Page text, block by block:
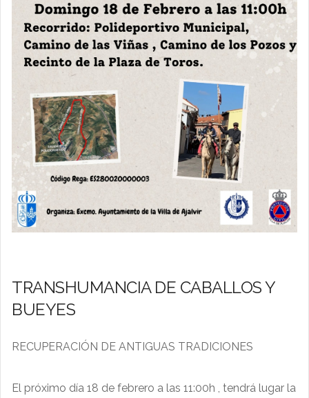
TRANSHUMANCIA DE CABALLOS Y
BUEYES
RECUPERACIÓN DE ANTIGUAS TRADICIONES
El próximo día 18 de febrero a las 11:00h , tendrá lugar la